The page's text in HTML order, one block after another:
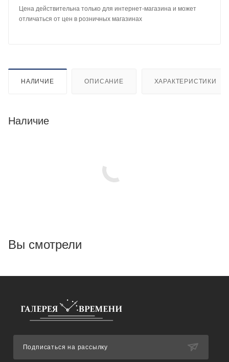
Цена действительна только для интернет-магазина и может
отличаться от цен в розничных магазинах
НАЛИЧИЕ ОПИСАНИЕ ХАРАКТЕРИСТИКИ
Наличие
Вы смотрели
Подписаться на рассылку